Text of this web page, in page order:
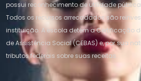
possui reconhecimento de utilidade
Todos os recursos arrecadados são
instituição. A escola detém a Certificação
de Assistência Social (CEBAS) e, por sua
tributos federais sobre suas receitas.